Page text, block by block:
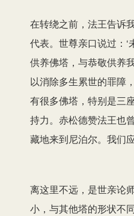
在转绕之前，法王告诉
代表。世尊亲口说过：
供养佛塔，与恭敬供养
以消除多生累世的罪障
有很多佛塔，特别是三
持力。赤松德赞法王也
藏地来到尼泊尔。我们
离这里不远，是世亲论
小，与其他塔的形状